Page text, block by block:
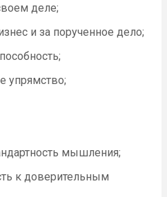
деле;
и за порученное дело;
упрямство;
мышления;
к доверительным